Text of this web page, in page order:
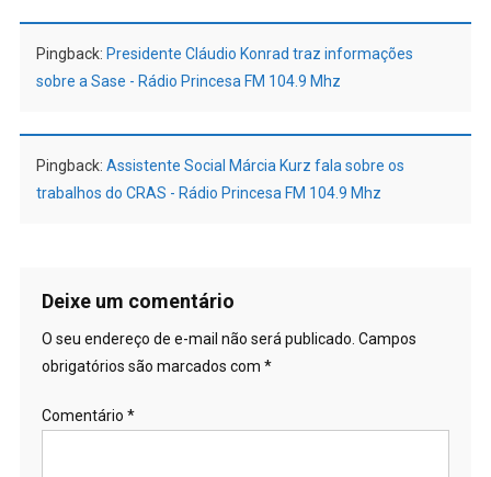
Pingback: Presidente Cláudio Konrad traz informações
sobre a Sase - Rádio Princesa FM 104.9 Mhz
Pingback: Assistente Social Márcia Kurz fala sobre os
trabalhos do CRAS - Rádio Princesa FM 104.9 Mhz
Deixe um comentário
O seu endereço de e-mail não será publicado. Campos
obrigatórios são marcados com *
Comentário *